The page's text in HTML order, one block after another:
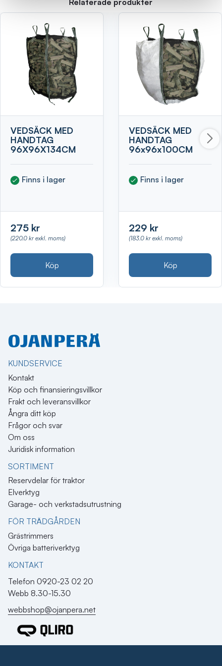
VEDSÄCK MED
HANDTAG
96X96X134CM
Finns i lager
275 kr
(220.0 kr exkl. moms)
Köp
VEDSÄCK MED
HANDTAG
96x96x100CM
Finns i lager
229 kr
(183.0 kr exkl. moms)
Köp
KUNDSERVICE
Kontakt
Köp och finansieringsvillkor
Frakt och leveransvillkor
Ångra ditt köp
Frågor och svar
Om oss
Juridisk information
SORTIMENT
Reservdelar för traktor
Elverktyg
Garage- och verkstadsutrustning
FÖR TRÄDGÅRDEN
Grästrimmers
Övriga batteriverktyg
KONTAKT​
Telefon 0920-23 02 20
Webb 8.30-15.30
webbshop@ojanpera.net